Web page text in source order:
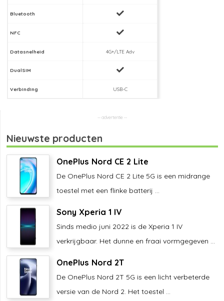
Bluetooth
NFC
Datasnelheid 4G+/LTE Adv
DualSIM
Verbinding USB-C
Nieuwste producten
OnePlus Nord CE 2 Lite
De OnePlus Nord CE 2 Lite 5G is een midrange
toestel met een flinke batterij ...
Sony Xperia 1 IV
Sinds medio juni 2022 is de Xperia 1 IV
verkrijgbaar. Het dunne en fraai vormgegeven ...
OnePlus Nord 2T
De OnePlus Nord 2T 5G is een licht verbeterde
versie van de Nord 2. Het toestel ...